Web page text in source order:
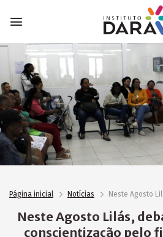
Página inicial Notícias
Neste Agosto Lilás,
conscientização pelo